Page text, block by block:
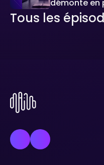
démonte en
Tous les